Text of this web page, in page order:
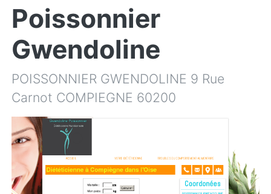
Poissonnier
Gwendoline
POISSONNIER GWENDOLINE 9 Rue
Carnot COMPIEGNE 60200